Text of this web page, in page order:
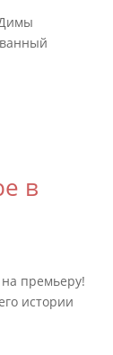
в
премьеру!
истории